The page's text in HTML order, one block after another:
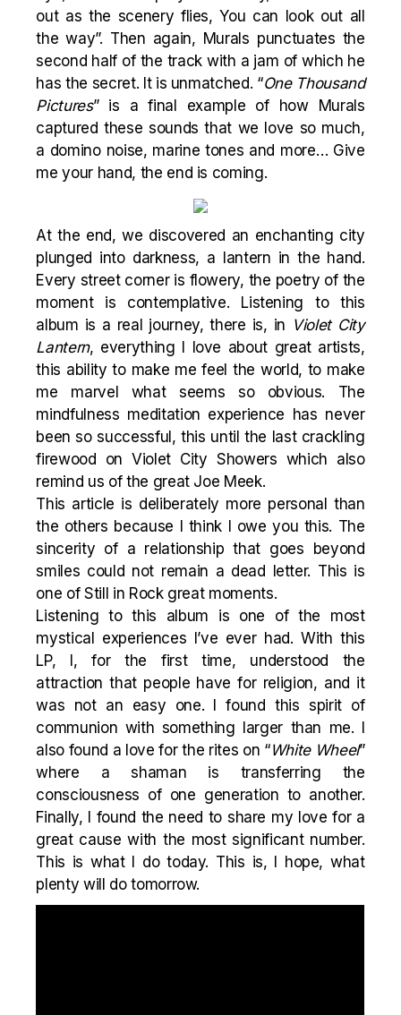
out as the scenery flies, You can look out all
the way”. Then again, Murals punctuates the
second half of the track with a jam of which he
has the secret. It is unmatched. “One Thousand
Pictures” is a final example of how Murals
captured these sounds that we love so much,
a domino noise, marine tones and more… Give
me your hand, the end is coming.
At the end, we discovered an enchanting city
plunged into darkness, a lantern in the hand.
Every street corner is flowery, the poetry of the
moment is contemplative. Listening to this
album is a real journey, there is, in Violet City
Lantern, everything I love about great artists,
this ability to make me feel the world, to make
me marvel what seems so obvious. The
mindfulness meditation experience has never
been so successful, this until the last crackling
firewood onViolet City Showers which also
remind us of the great Joe Meek.
This article is deliberately more personal than
the others because I think I owe you this. The
sincerity of a relationship that goes beyond
smiles could not remain a dead letter. This is
one of Still in Rock great moments.
Listening to this album is one of the most
mystical experiences I’ve ever had. With this
LP, I, for the first time, understood the
attraction that people have for religion, and it
was not an easy one. I found this spirit of
communion with something larger than me. I
also found a love for the rites on “White Wheel”
where a shaman is transferring the
consciousness of one generation to another.
Finally, I found the need to share my love for a
great cause with the most significant number.
This is what I do today. This is, I hope, what
plenty will do tomorrow.